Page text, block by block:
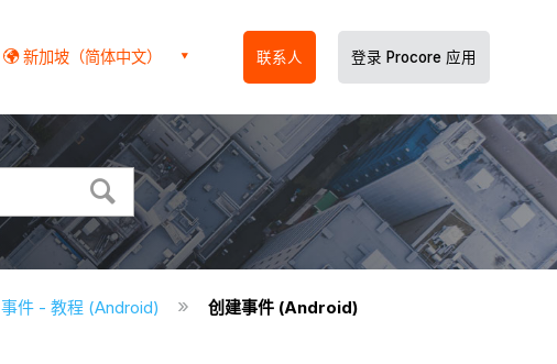
新加坡（简体中文） 联系人 登录 Procore 应用
事件 - 教程 (Android) 创建事件 (Android)